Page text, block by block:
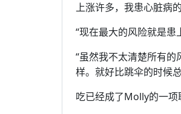
上涨许多，我患心脏病
“现在最大的风险就是患
“虽然我不太清楚所有
样。就好比跳伞的时候
吃已经成了Molly的一项